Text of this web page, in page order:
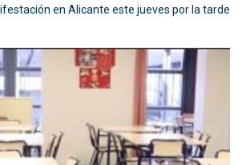
en Alicante este jueves por la tarde